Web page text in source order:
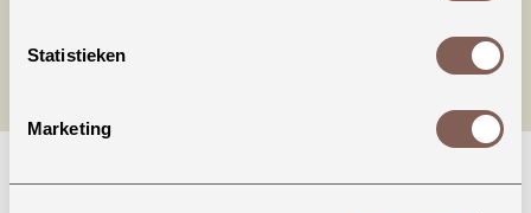
Statistieken
Marketing